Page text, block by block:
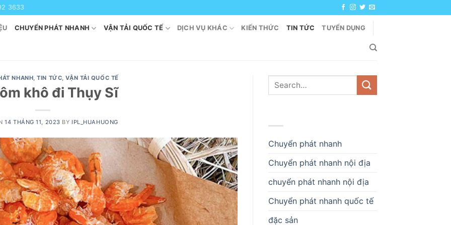
3633
CHUYỂN PHÁT NHANH VẬN TẢI QUỐC TẾ DỊCH VỤ KHÁC KIẾN THỨC TIN TỨC TUYỂN DỤNG
NHANH,TIN TỨC,VẬN TẢI QUỐC TẾ
khô đi Thụy Sĩ
14 THÁNG 11, 2023 BY IPL_HUAHUONG
Chuyển phát nhanh
Chuyển phát nhanh nội địa
chuyển phát nhanh nội địa
Chuyển phát nhanh quốc tế
đặc sản